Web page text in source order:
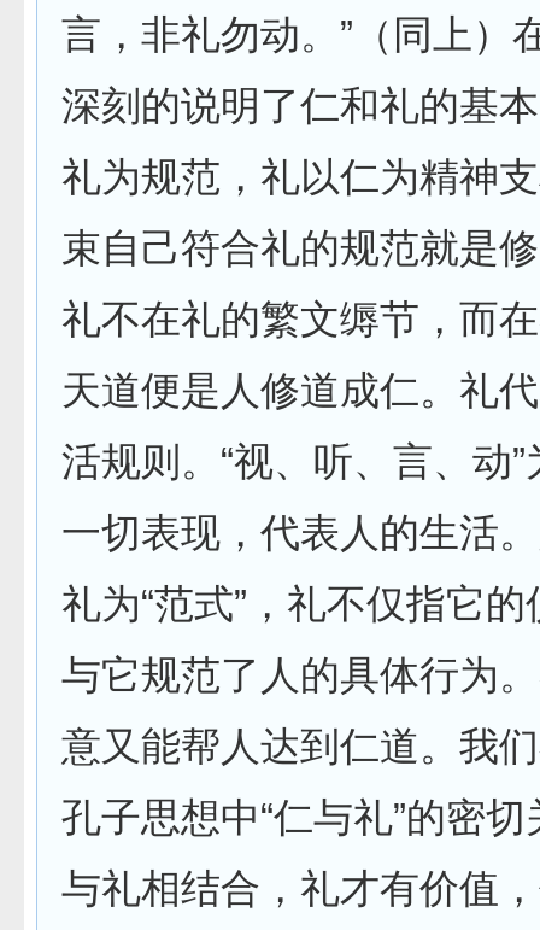
言，非礼勿动。”（同上）
深刻的说明了仁和礼的基
礼为规范，礼以仁为精神
束自己符合礼的规范就是
礼不在礼的繁文缛节，而
天道便是人修道成仁。礼
活规则。“视、听、言、动
一切表现，代表人的生活
礼为“范式”，礼不仅指它
与它规范了人的具体行为
意又能帮人达到仁道。我
孔子思想中“仁与礼”的密
与礼相结合，礼才有价值